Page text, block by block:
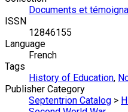
Documents et
ISSN
12846155
Language
French
Tags
History of Education,
Publisher Category
Septentrion Catalog >